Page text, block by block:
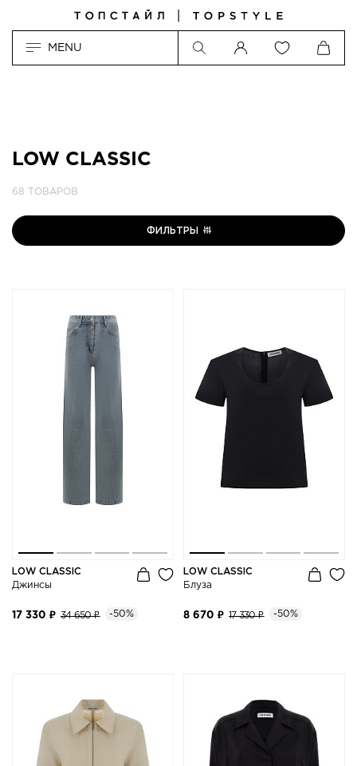
MENU
LOW CLASSIC
68 ТОВАРОВ
ФИЛЬТРЫ
LOW CLASSIC
Джинсы
17 330 ₽ 34 650 ₽ -50%
LOW CLASSIC
Блуза
8 670 ₽ 17 330 ₽ -50%